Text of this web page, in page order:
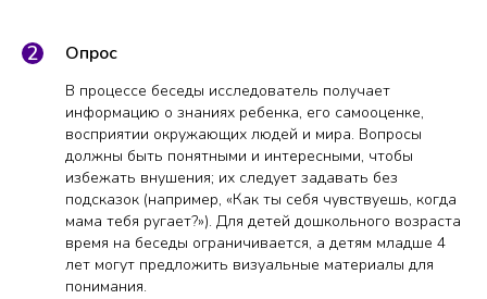
Опрос
В процессе беседы исследователь получает
информацию о знаниях ребенка, его самооценке,
восприятии окружающих людей и мира. Вопросы
должны быть понятными и интересными, чтобы
избежать внушения; их следует задавать без
подсказок (например, «Как ты себя чувствуешь, когда
мама тебя ругает?»). Для детей дошкольного возраста
время на беседы ограничивается, а детям младше 4
лет могут предложить визуальные материалы для
понимания.